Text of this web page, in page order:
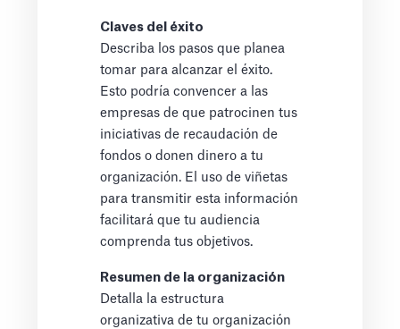
Claves del éxito
Describa los pasos que planea
tomar para alcanzar el éxito.
Esto podría convencer a las
empresas de que patrocinen tus
iniciativas de recaudación de
fondos o donen dinero a tu
organización. El uso de viñetas
para transmitir esta información
facilitará que tu audiencia
comprenda tus objetivos.
Resumen de la organización
Detalla la estructura
organizativa de tu organización